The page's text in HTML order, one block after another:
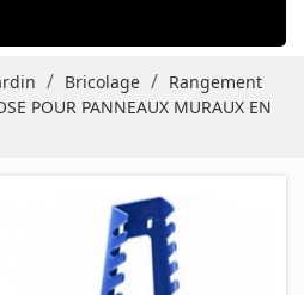
Bricolage
Rangement
POUR PANNEAUX MURAUX EN